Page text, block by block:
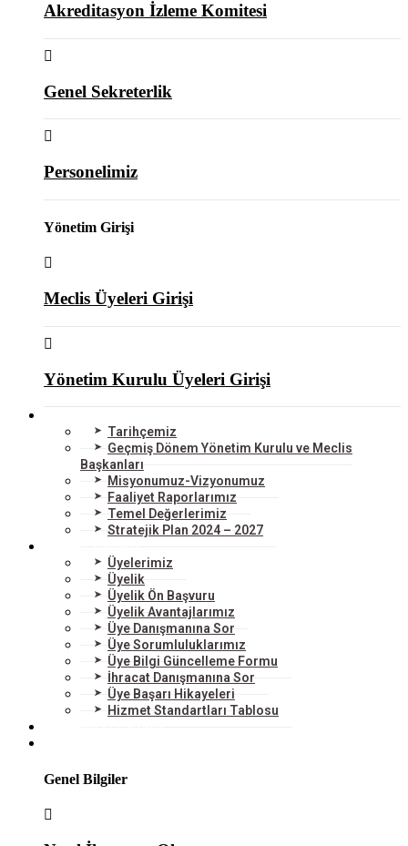
Akreditasyon İzleme Komitesi
Genel Sekreterlik
Personelimiz
Yönetim Girişi
Meclis Üyeleri Girişi
Yönetim Kurulu Üyeleri Girişi
Tarihçemiz
Geçmiş Dönem Yönetim Kurulu ve Meclis
Başkanları
Misyonumuz-Vizyonumuz
Faaliyet Raporlarımız
Temel Değerlerimiz
Stratejik Plan 2024 – 2027
Üyelerimiz
Üyelik
Üyelik Ön Başvuru
Üyelik Avantajlarımız
Üye Danışmanına Sor
Üye Sorumluluklarımız
Üye Bilgi Güncelleme Formu
İhracat Danışmanına Sor
Üye Başarı Hikayeleri
Hizmet Standartları Tablosu
Genel Bilgiler